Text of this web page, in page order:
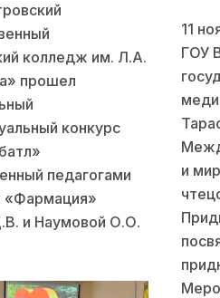
колледж им. Л.А.
прошел
конкурс
педагогами
«Фармация»
и Наумовой О.О.
11
ГОУ
и